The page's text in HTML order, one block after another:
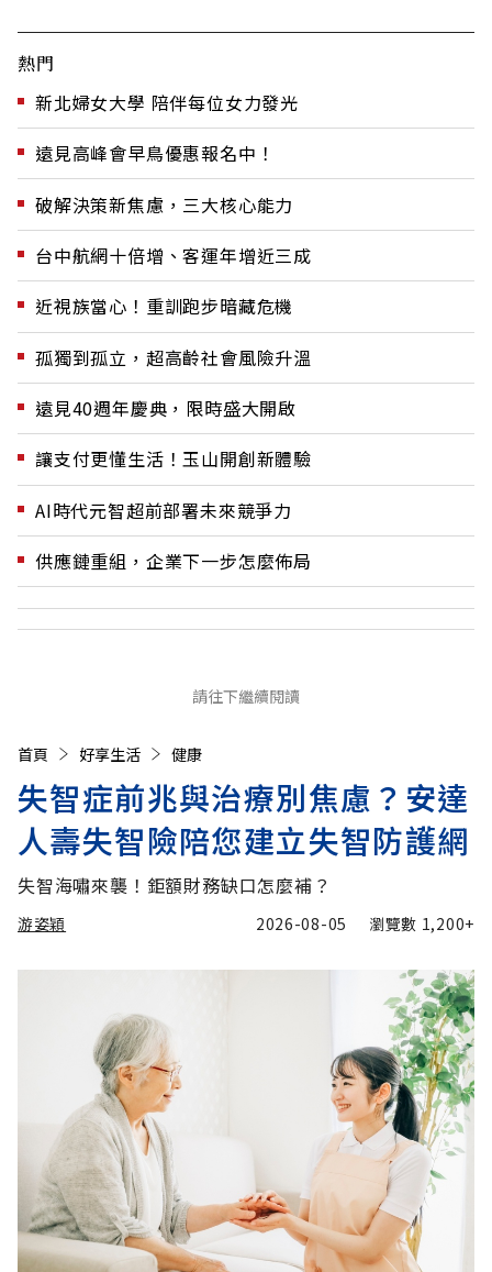
熱門
新北婦女大學 陪伴每位女力發光
遠見高峰會早鳥優惠報名中！
破解決策新焦慮，三大核心能力
台中航網十倍增、客運年增近三成
近視族當心！重訓跑步暗藏危機
孤獨到孤立，超高齡社會風險升溫
遠見40週年慶典，限時盛大開啟
讓支付更懂生活！玉山開創新體驗
AI時代元智超前部署未來競爭力
供應鏈重組，企業下一步怎麼佈局
請往下繼續閱讀
首頁 好享生活 健康
失智症前兆與治療別焦慮？安達
人壽失智險陪您建立失智防護網
失智海嘯來襲！鉅額財務缺口怎麼補？
游姿穎 2026-08-05 瀏覽數 1,200+